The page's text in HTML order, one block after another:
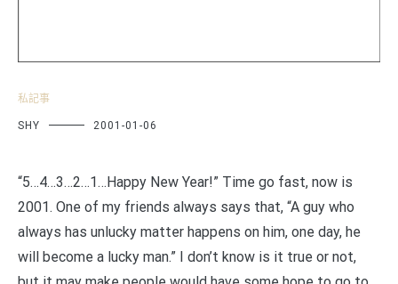
私記事
SHY 2001-01-06
“5…4…3…2…1…Happy New Year!” Time go fast, now is
2001. One of my friends always says that, “A guy who
always has unlucky matter happens on him, one day, he
will become a lucky man.” I don’t know is it true or not,